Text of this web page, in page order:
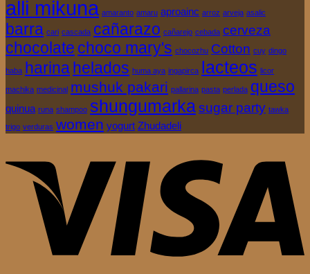
alli mikuna amaranto amaru aproainc arroz arveja asalic
barra cari cascada cañarazo cañarejo cebada cerveza
chocolate choco mary's chocozhu Cotton cuy dingo
haba harinahelados huma aya ingapirca lacteos licor
machika medicinal mushuk pakari pallarina pasta perlada queso
quinua runa shampoo shungumarkasugar party tawka
trigo verduras women yogurt Zhudadeli